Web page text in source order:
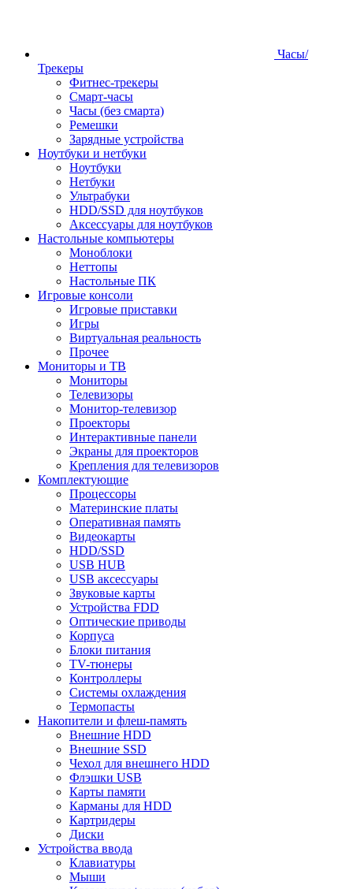
Часы/
Трекеры
Фитнес-трекеры
Смарт-часы
Часы (без смарта)
Ремешки
Зарядные устройства
Ноутбуки и нетбуки
Ноутбуки
Нетбуки
Ультрабуки
HDD/SSD для ноутбуков
Аксессуары для ноутбуков
Настольные компьютеры
Моноблоки
Неттопы
Настольные ПК
Игровые консоли
Игровые приставки
Игры
Виртуальная реальность
Прочее
Мониторы и ТВ
Мониторы
Телевизоры
Монитор-телевизор
Проекторы
Интерактивные панели
Экраны для проекторов
Крепления для телевизоров
Комплектующие
Процессоры
Материнские платы
Оперативная память
Видеокарты
HDD/SSD
USB HUB
USB аксессуары
Звуковые карты
Устройства FDD
Оптические приводы
Корпуса
Блоки питания
TV-тюнеры
Контроллеры
Системы охлаждения
Термопасты
Накопители и флеш-память
Внешние HDD
Внешние SSD
Чехол для внешнего HDD
Флэшки USB
Карты памяти
Карманы для HDD
Картридеры
Диски
Устройства ввода
Клавиатуры
Мыши